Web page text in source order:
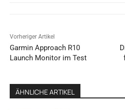
Vorheriger Artikel
Garmin Approach R10
Launch Monitor im Test
ÄHNLICHE ARTIKEL